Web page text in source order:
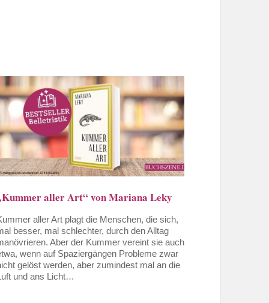
aller Art“ von Mariana Leky
aller Art plagt die Menschen, die sich,
besser, mal schlechter, durch den Alltag
Aber der Kummer vereint sie auch,
wenn auf Spaziergängen Probleme zwar
gelöst werden, aber zumindest mal an die
und ans Licht…